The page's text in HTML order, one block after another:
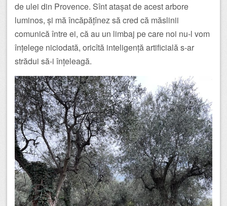
de ulei din Provence. Sînt atașat de acest arbore
luminos, și mă încăpățînez să cred că măslinii
comunică între ei, că au un limbaj pe care noi nu-l vom
înțelege niciodată, oricîtă inteligență artificială s-ar
strădui să-i înțeleagă.